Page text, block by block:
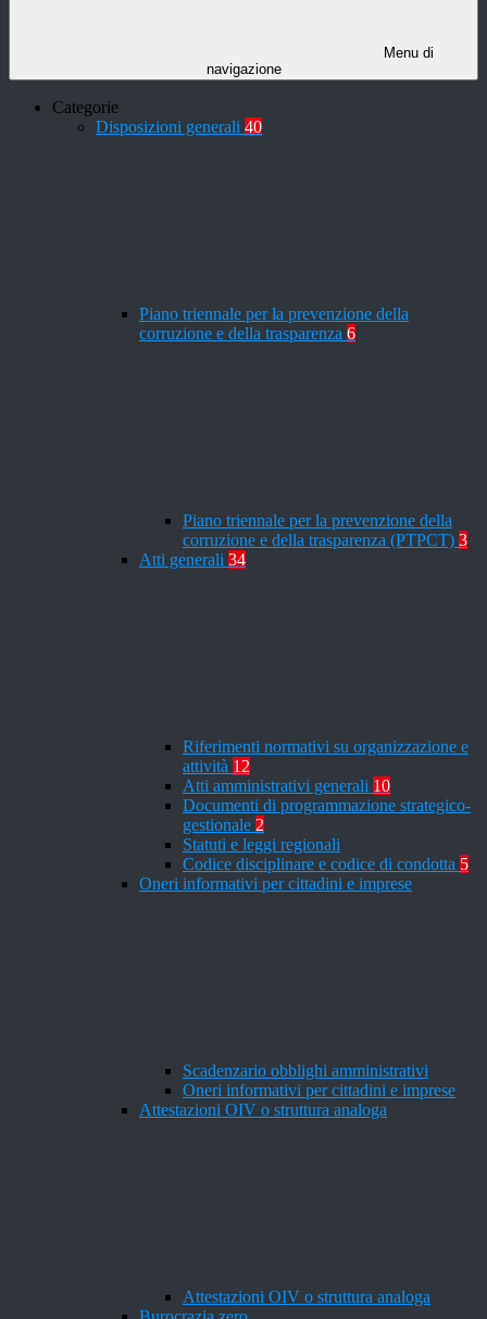
Menu di
navigazione
Categorie
Disposizioni generali 40
Piano triennale per la prevenzione della
corruzione e della trasparenza 6
Piano triennale per la prevenzione della
corruzione e della trasparenza (PTPCT) 3
Atti generali 34
Riferimenti normativi su organizzazione e
attività 12
Atti amministrativi generali 10
Documenti di programmazione strategico-
gestionale 2
Statuti e leggi regionali
Codice disciplinare e codice di condotta 5
Oneri informativi per cittadini e imprese
Scadenzario obblighi amministrativi
Oneri informativi per cittadini e imprese
Attestazioni OIV o struttura analoga
Attestazioni OIV o struttura analoga